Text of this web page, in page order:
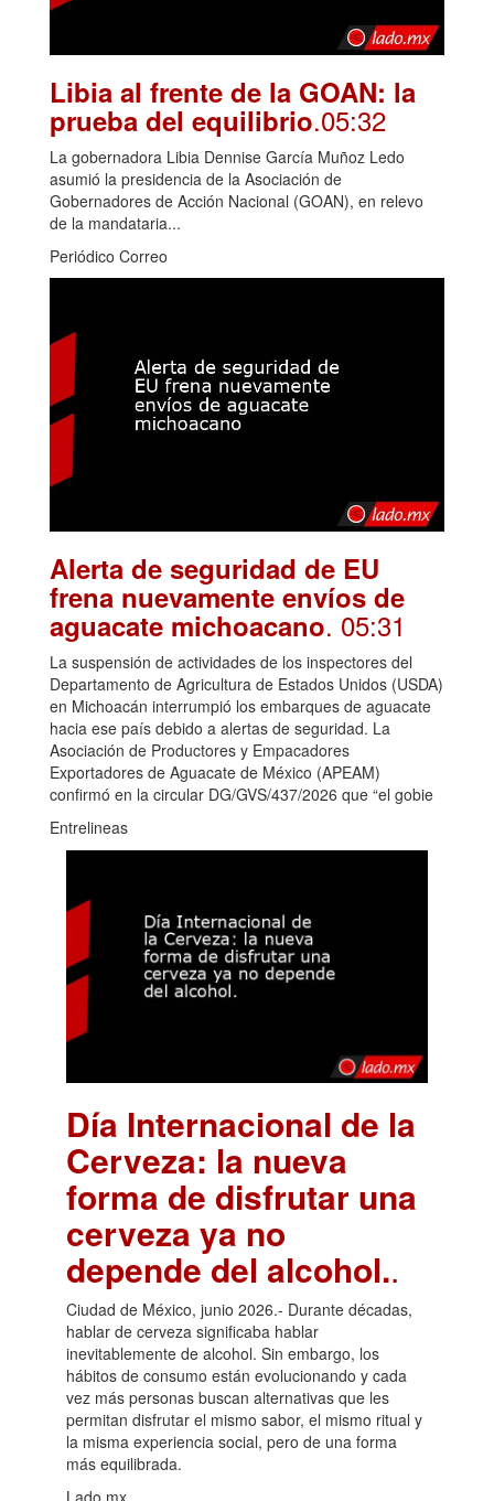
Libia al frente de la GOAN: la
prueba del equilibrio.05:32
La gobernadora Libia Dennise García Muñoz Ledo
asumió la presidencia de la Asociación de
Gobernadores de Acción Nacional (GOAN), en relevo
de la mandataria...
Periódico Correo
Alerta de seguridad de EU
frena nuevamente envíos de
aguacate michoacano. 05:31
La suspensión de actividades de los inspectores del
Departamento de Agricultura de Estados Unidos (USDA)
en Michoacán interrumpió los embarques de aguacate
hacia ese país debido a alertas de seguridad. La
Asociación de Productores y Empacadores
Exportadores de Aguacate de México (APEAM)
confirmó en la circular DG/GVS/437/2026 que “el gobie
Entrelineas
Día Internacional de la
Cerveza: la nueva
forma de disfrutar una
cerveza ya no
depende del alcohol..
Ciudad de México, junio 2026.- Durante décadas,
hablar de cerveza significaba hablar
inevitablemente de alcohol. Sin embargo, los
hábitos de consumo están evolucionando y cada
vez más personas buscan alternativas que les
permitan disfrutar el mismo sabor, el mismo ritual y
la misma experiencia social, pero de una forma
más equilibrada.
Lado.mx